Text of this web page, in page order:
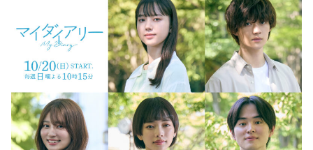
河合＆A.B.C-Z塚田×福井アナ「なんでやねん！？」
（news おかえり）
DAIGOも台所 ～きょうの献立 何にする？～
本日はダイアンなり！シーズン２
朝だ！生です旅サラダ
教えて！ニュースライブ 正義のミカタ